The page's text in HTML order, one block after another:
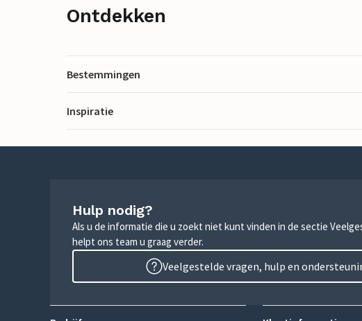
Ontdekken
Bestemmingen
Inspiratie
Hulp nodig?
Als u de informatie die u zoekt niet kunt vinden in de sectie
helpt ons team u graag verder.
Veelgestelde vragen, hulp en